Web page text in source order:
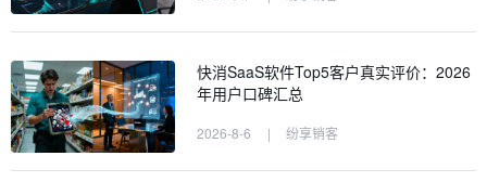
快消SaaS软件Top5客户真实评价：2026
年用户口碑汇总
2026-8-6 | 纷享销客